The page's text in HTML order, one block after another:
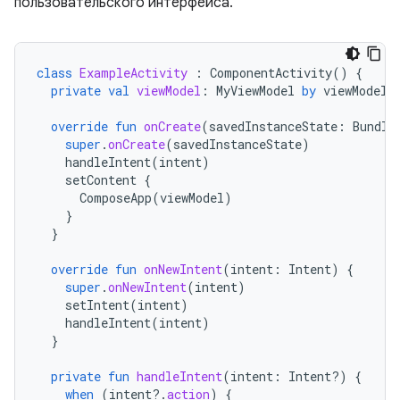
class ExampleActivity : ComponentActivity()
{
private val viewModel : MyViewModel by viewModels
override fun onCreate(savedInstanceState :
super .onCreate(savedInstanceState)
handleIntent(intent)
setContent {
ComposeApp(viewModel)
}
}
override fun onNewIntent(intent : Intent)
{
super .onNewIntent(intent)
setIntent(intent)
handleIntent(intent)
}
private fun handleIntent(intent : Intent?)
{
when (intent?.action) {